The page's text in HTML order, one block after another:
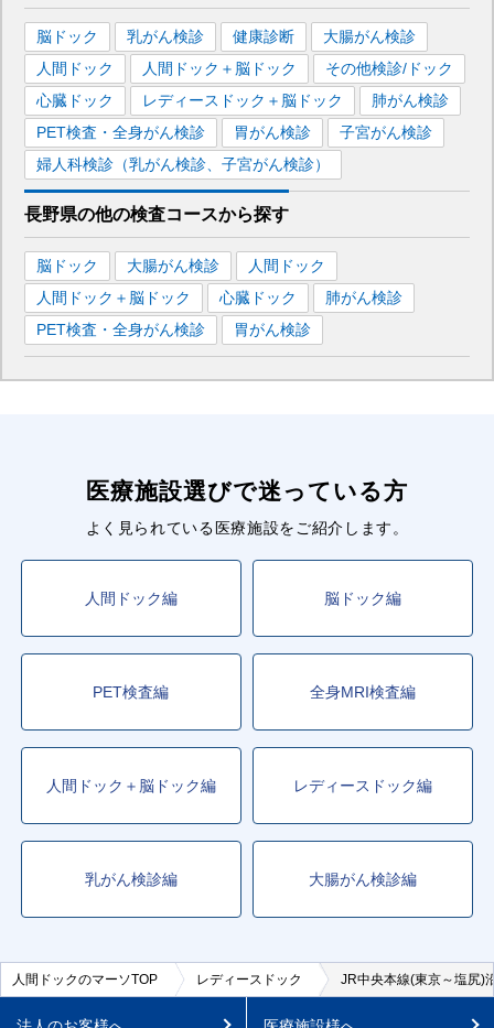
脳ドック 乳がん検診 健康診断
大腸がん検診
人間ドック
人間ドック＋脳ドック
その他検診/ドック
心臓ドック
レディースドック＋脳ドック
肺がん検診
PET検査・全身がん検診
胃がん検診
子宮がん検診
婦人科検診（乳がん検診、子宮がん検診）
長野県の他の検査コースから探す
脳ドック 大腸がん検診
人間ドック
人間ドック＋脳ドック
心臓ドック
肺がん検診
PET検査・全身がん検診
胃がん検診
医療施設選びで迷っている方
よく見られている医療施設をご紹介します。
人間ドック編 脳ドック編
PET検査編 全身MRI検査編
人間ドック＋脳ドック編 レディースドック編
乳がん検診編 大腸がん検診編
人間ドックのマーソTOP レディースドック JR中央本線(東京～塩尻)